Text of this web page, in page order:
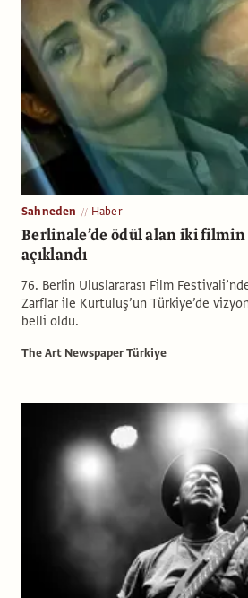
Sahneden Haber
Berlinale’de ödül alan iki
açıklandı
76. Berlin Uluslararası Film
Zarflar ile Kurtuluş’un Türkiye’de
belli oldu.
The Art Newspaper Türkiye